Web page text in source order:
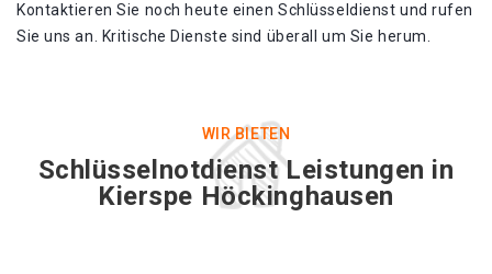
Kontaktieren Sie noch heute einen Schlüsseldienst und rufen
Sie uns an. Kritische Dienste sind überall um Sie herum.
WIR BIETEN
Schlüsselnotdienst Leistungen in
Kierspe Höckinghausen